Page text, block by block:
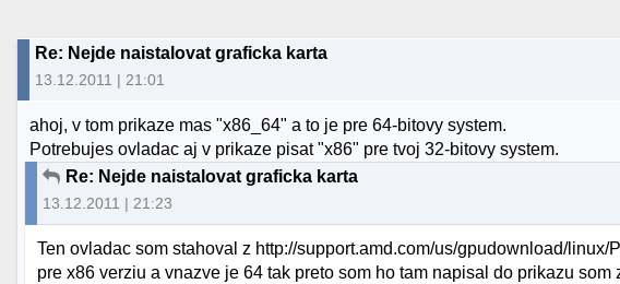
Re: Nejde naistalovat graficka karta
13.12.2011 | 21:01
ahoj, v tom prikaze mas "x86_64" a to je pre 64-bitovy system.
Potrebujes ovladac aj v prikaze pisat "x86" pre tvoj 32-bitovy system.
Re: Nejde naistalovat graficka karta
13.12.2011 | 21:23
Ten ovladac som stahoval z http://support.amd.com/us/gpudownload/
pre x86 verziu a vnazve je 64 tak preto som ho tam napisal do prikazu